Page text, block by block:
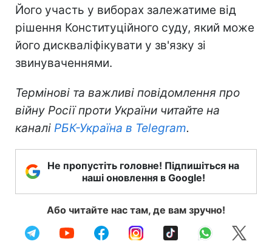
Його участь у виборах залежатиме від
рішення Конституційного суду, який може
його дискваліфікувати у зв'язку зі
звинуваченнями.
Термінові та важливі повідомлення про
війну Росії проти України читайте на
каналі РБК-Україна в Telegram.
Не пропустіть головне! Підпишіться на
наші оновлення в Google!
Або читайте нас там, де вам зручно!